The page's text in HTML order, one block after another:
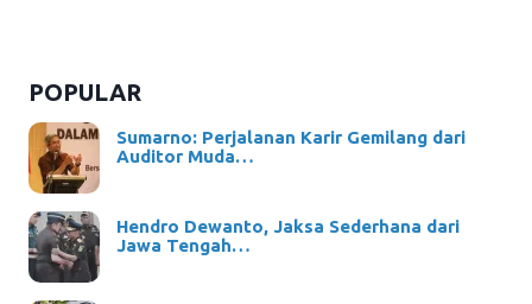
POPULAR
Sumarno: Perjalanan Karir Gemilang dari
Auditor Muda…
Hendro Dewanto, Jaksa Sederhana dari
Jawa Tengah…